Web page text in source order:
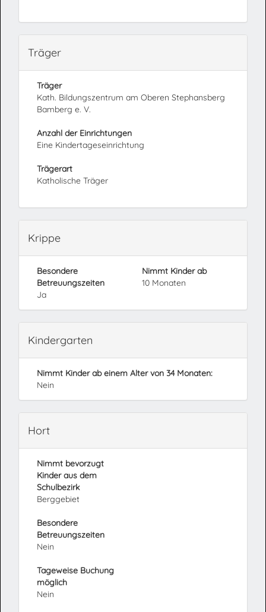
Träger
Träger
Kath. Bildungszentrum am Oberen Stephansberg
Bamberg e. V.
Anzahl der Einrichtungen
Eine Kindertageseinrichtung
Trägerart
Katholische Träger
Krippe
Besondere
Betreuungszeiten
Ja
Nimmt Kinder ab
10 Monaten
Kindergarten
Nimmt Kinder ab einem Alter von 34 Monaten:
Nein
Hort
Nimmt bevorzugt
Kinder aus dem
Schulbezirk
Berggebiet
Besondere
Betreuungszeiten
Nein
Tageweise Buchung
möglich
Nein